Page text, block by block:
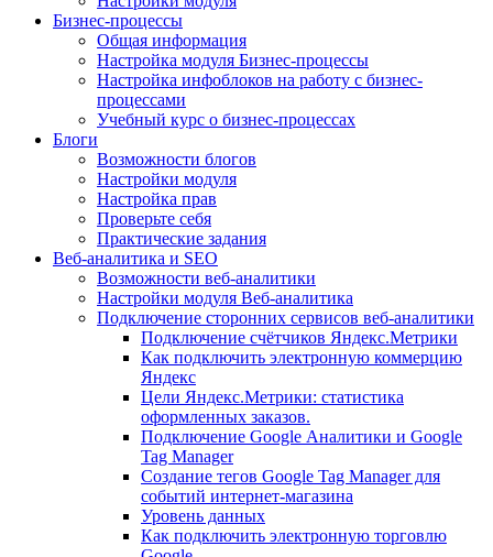
Бизнес-процессы
Общая информация
Настройка модуля Бизнес-процессы
Настройка инфоблоков на работу с бизнес-
процессами
Учебный курс о бизнес-процессах
Блоги
Возможности блогов
Настройки модуля
Настройка прав
Проверьте себя
Практические задания
Веб-аналитика и SEO
Возможности веб-аналитики
Настройки модуля Веб-аналитика
Подключение сторонних сервисов веб-аналитики
Подключение счётчиков Яндекс.Метрики
Как подключить электронную коммерцию
Яндекс
Цели Яндекс.Метрики: статистика
оформленных заказов.
Подключение Google Аналитики и Google
Tag Manager
Создание тегов Google Tag Manager для
событий интернет-магазина
Уровень данных
Как подключить электронную торговлю